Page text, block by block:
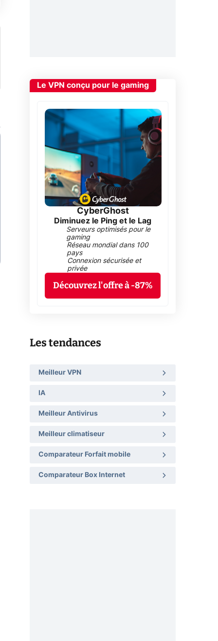
Le VPN conçu pour le gaming
CyberGhost
Diminuez le Ping et le Lag
Serveurs optimisés pour le
gaming
Réseau mondial dans 100
pays
Connexion sécurisée et
privée
Découvrez l'offre à -87%
Les tendances
Meilleur VPN
IA
Meilleur Antivirus
Meilleur climatiseur
Comparateur Forfait mobile
Comparateur Box Internet